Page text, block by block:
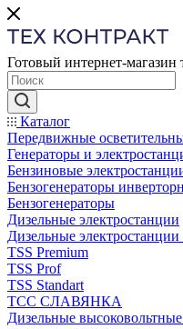
Готовый интернет-магазин
Каталог
Передвижные
Генераторы и
Бензиновые
Бензогенераторы
Бензогенераторы
Дизельные электростанции
Дизельные
TSS Premium
TSS Prof
TSS Standart
ТСС СЛАВЯНКА
Дизельные